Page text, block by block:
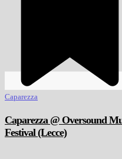
Caparezza
Caparezza @ Oversound
Festival (Lecce)